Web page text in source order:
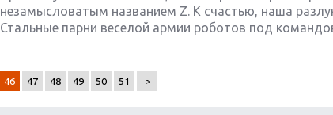
незамысловатым названием Z. К счастью, наша
Стальные парни веселой армии роботов под
46 47 48 49 50 51 >